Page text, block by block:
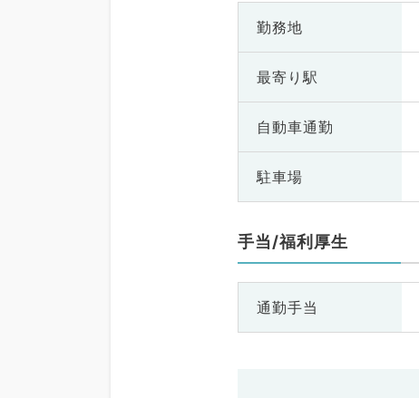
勤務地
最寄り駅
自動車通勤
駐車場
手当/福利厚生
通勤手当